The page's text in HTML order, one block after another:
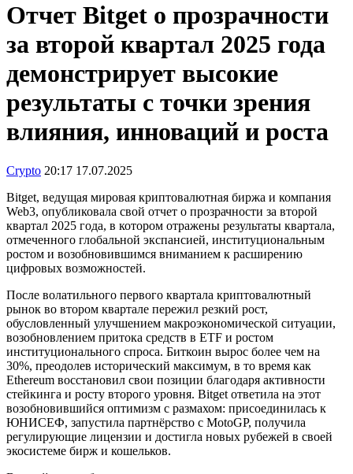
Отчет Bitget о прозрачности
за второй квартал 2025 года
демонстрирует высокие
результаты с точки зрения
влияния, инноваций и роста
Crypto 20:17 17.07.2025
Bitget, ведущая мировая криптовалютная биржа и компания
Web3, опубликовала свой отчет о прозрачности за второй
квартал 2025 года, в котором отражены результаты квартала,
отмеченного глобальной экспансией, институциональным
ростом и возобновившимся вниманием к расширению
цифровых возможностей.
После волатильного первого квартала криптовалютный
рынок во втором квартале пережил резкий рост,
обусловленный улучшением макроэкономической ситуации,
возобновлением притока средств в ETF и ростом
институционального спроса. Биткоин вырос более чем на
30%, преодолев исторический максимум, в то время как
Ethereum восстановил свои позиции благодаря активности
стейкинга и росту второго уровня. Bitget ответила на этот
возобновившийся оптимизм с размахом: присоединилась к
ЮНИСЕФ, запустила партнёрство с MotoGP, получила
регулирующие лицензии и достигла новых рубежей в своей
экосистеме бирж и кошельков.